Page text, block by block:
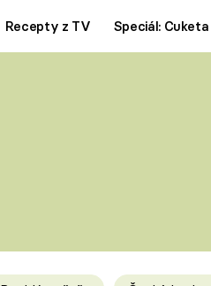
Recepty z TV Speciál: Cuketa